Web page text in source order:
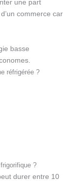
une part
commerce car
basse
réfrigérée ?
?
durer entre 10